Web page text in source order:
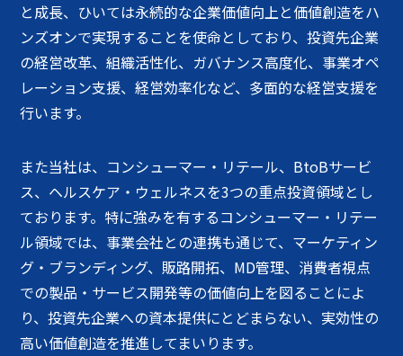
と成長、ひいては永続的な企業価値向上と価値創造をハ
ンズオンで実現することを使命としており、投資先企業
の経営改革、組織活性化、ガバナンス高度化、事業オペ
レーション支援、経営効率化など、多面的な経営支援を
行います。
また当社は、コンシューマー・リテール、BtoBサービ
ス、ヘルスケア・ウェルネスを3つの重点投資領域とし
ております。特に強みを有するコンシューマー・リテー
ル領域では、事業会社との連携も通じて、マーケティン
グ・ブランディング、販路開拓、MD管理、消費者視点
での製品・サービス開発等の価値向上を図ることによ
り、投資先企業への資本提供にとどまらない、実効性の
高い価値創造を推進してまいります。